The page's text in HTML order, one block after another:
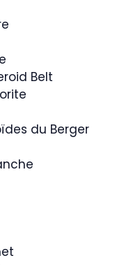
Belt
du Berger